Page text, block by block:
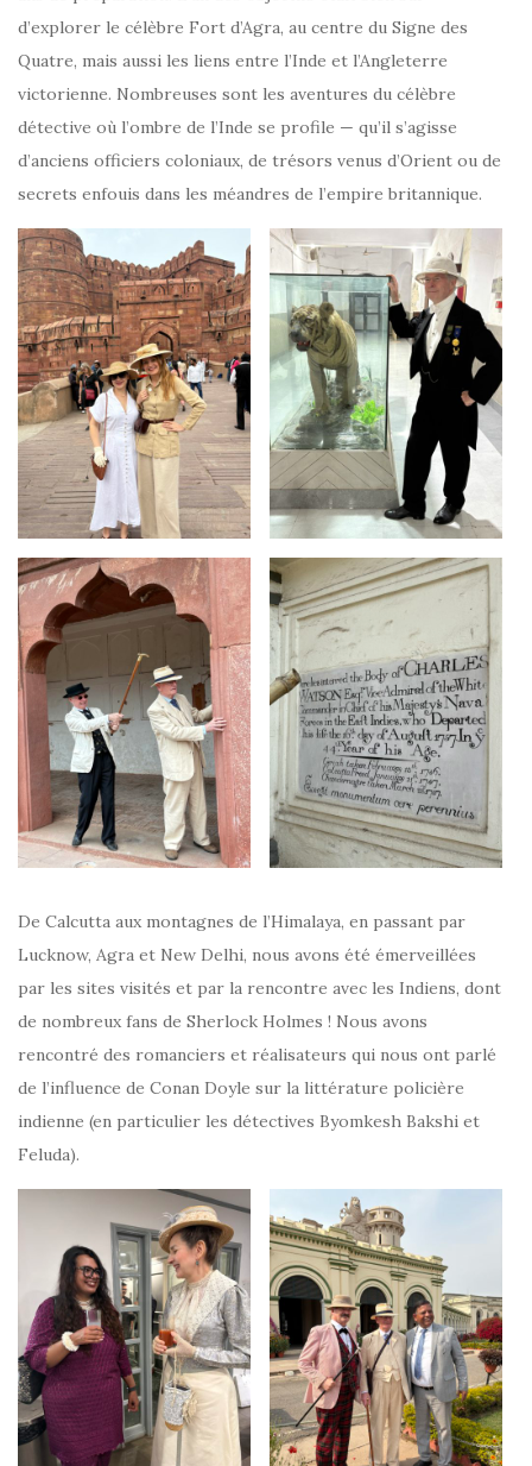
d’explorer le célèbre Fort d’Agra, au centre du Signe des
Quatre, mais aussi les liens entre l’Inde et l’Angleterre
victorienne. Nombreuses sont les aventures du célèbre
détective où l’ombre de l’Inde se profile — qu’il s’agisse
d’anciens officiers coloniaux, de trésors venus d’Orient ou de
secrets enfouis dans les méandres de l’empire britannique.
De Calcutta aux montagnes de l’Himalaya, en passant par
Lucknow, Agra et New Delhi, nous avons été émerveillées
par les sites visités et par la rencontre avec les Indiens, dont
de nombreux fans de Sherlock Holmes ! Nous avons
rencontré des romanciers et réalisateurs qui nous ont parlé
de l’influence de Conan Doyle sur la littérature policière
indienne (en particulier les détectives Byomkesh Bakshi et
Feluda).